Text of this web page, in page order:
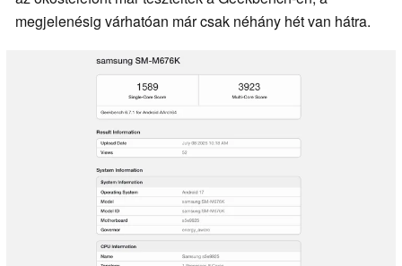
megjelenésig várhatóan már csak néhány hét van hátra.